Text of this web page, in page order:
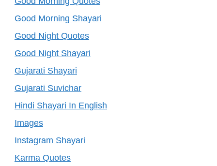
Good Morning Shayari
Good Night Quotes
Good Night Shayari
Gujarati Shayari
Gujarati Suvichar
Hindi Shayari In English
Images
Instagram Shayari
Karma Quotes